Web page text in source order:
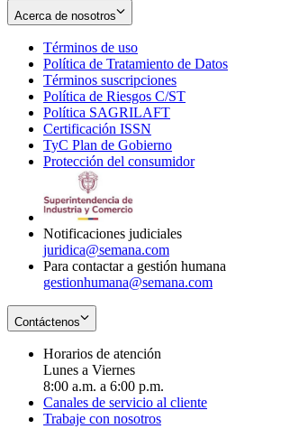
Acerca de nosotros
Términos de uso
in
new
window
Política de Tratamiento de Datos
Términos suscripciones
in
Política de Riesgos C/ST
Política SAGRILAFT
new
window
Certificación ISSN
in
new
TyC Plan de Gobierno
in
Protección del consumidorOpens
Notificaciones judiciales
juridica@semana.com
Para contactar a gestión humana
gestionhumana@semana.com
Contáctenos
Horarios de atención
Lunes a Viernes
8:00 a.m. a 6:00 p.m.
Canales de servicio al cliente
Trabaje con nosotros